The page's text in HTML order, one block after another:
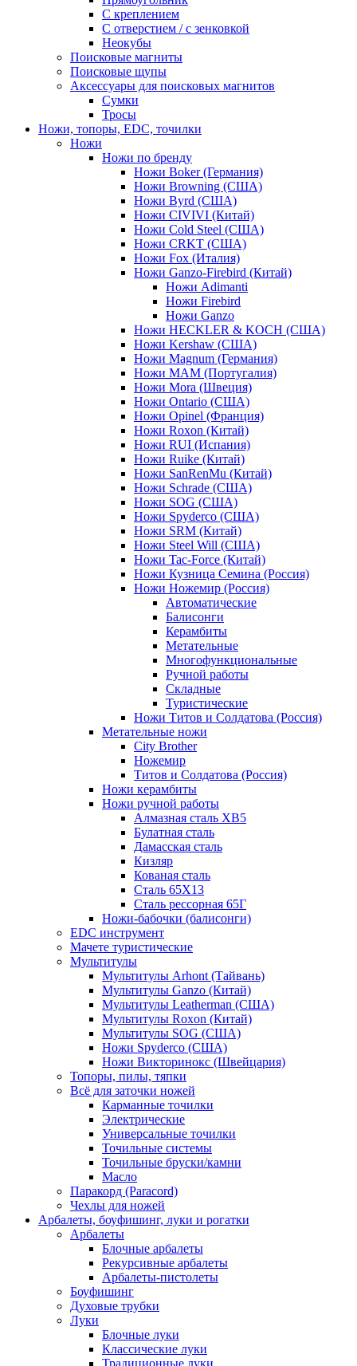
С креплением
С отверстием / с зенковкой
Неокубы
Поисковые магниты
Поисковые щупы
Аксессуары для поисковых магнитов
Сумки
Тросы
Ножи, топоры, EDC, точилки
Ножи
Ножи по бренду
Ножи Boker (Германия)
Ножи Browning (США)
Ножи Byrd (США)
Ножи CIVIVI (Китай)
Ножи Cold Steel (США)
Ножи CRKT (США)
Ножи Fox (Италия)
Ножи Ganzo-Firebird (Китай)
Ножи Adimanti
Ножи Firebird
Ножи Ganzo
Ножи HECKLER & KOCH (США)
Ножи Kershaw (США)
Ножи Magnum (Германия)
Ножи MAM (Португалия)
Ножи Mora (Швеция)
Ножи Ontario (США)
Ножи Opinel (Франция)
Ножи Roxon (Китай)
Ножи RUI (Испания)
Ножи Ruike (Китай)
Ножи SanRenMu (Китай)
Ножи Schrade (США)
Ножи SOG (США)
Ножи Spyderco (США)
Ножи SRM (Китай)
Ножи Steel Will (США)
Ножи Tac-Force (Китай)
Ножи Кузница Семина (Россия)
Ножи Ножемир (Россия)
Автоматические
Балисонги
Керамбиты
Метательные
Многофункциональные
Ручной работы
Складные
Туристические
Ножи Титов и Солдатова (Россия)
Метательные ножи
City Brother
Ножемир
Титов и Солдатова (Россия)
Ножи керамбиты
Ножи ручной работы
Алмазная сталь ХВ5
Булатная сталь
Дамасская сталь
Кизляр
Кованая сталь
Сталь 65Х13
Сталь рессорная 65Г
Ножи-бабочки (балисонги)
EDC инструмент
Мачете туристические
Мультитулы
Мультитулы Arhont (Тайвань)
Мультитулы Ganzo (Китай)
Мультитулы Leatherman (США)
Мультитулы Roxon (Китай)
Мультитулы SOG (США)
Ножи Spyderco (США)
Ножи Викторинокс (Швейцария)
Топоры, пилы, тяпки
Всё для заточки ножей
Карманные точилки
Электрические
Универсальные точилки
Точильные системы
Точильные бруски/камни
Масло
Паракорд (Paracord)
Чехлы для ножей
Арбалеты, боуфишинг, луки и рогатки
Арбалеты
Блочные арбалеты
Рекурсивные арбалеты
Арбалеты-пистолеты
Боуфишинг
Духовые трубки
Луки
Блочные луки
Классические луки
Традиционные луки